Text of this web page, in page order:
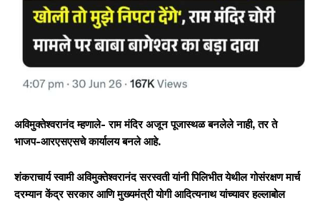
अविमुक्तेश्वरानंद म्हणाले- राम मंदिर अजून पूजास्थळ बनलेले नाही, तर ते
भाजप-आरएसएसचे कार्यालय बनले आहे.
शंकराचार्य स्वामी अविमुक्तेश्वरानंद सरस्वती यांनी पिलिभीत येथील गोसंरक्षण मार्च
दरम्यान केंद्र सरकार आणि मुख्यमंत्री योगी आदित्यनाथ यांच्यावर हल्लाबोल